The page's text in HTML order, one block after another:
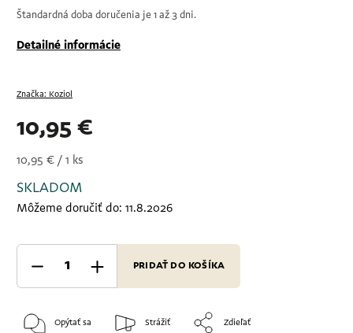
Štandardná doba doručenia je 1 až 3 dni.
Detailné informácie
Značka: Koziol
10,95 €
10,95 € / 1 ks
SKLADOM
Môžeme doručiť do: 11.8.2026
PRIDAŤ DO KOŠÍKA
Opýtať sa Strážiť Zdieľať